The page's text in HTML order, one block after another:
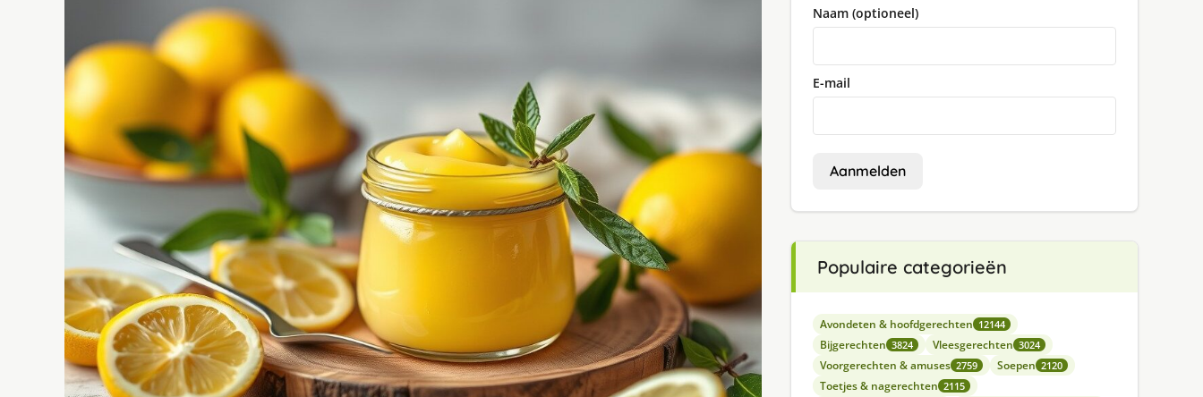
Naam (optioneel)
E-mail
Aanmelden
Populaire categorieën
Avondeten & hoofdgerechten 12144
Bijgerechten 3824 Vleesgerechten 3024
Voorgerechten & amuses 2759 Soepen 2120
Toetjes & nagerechten 2115